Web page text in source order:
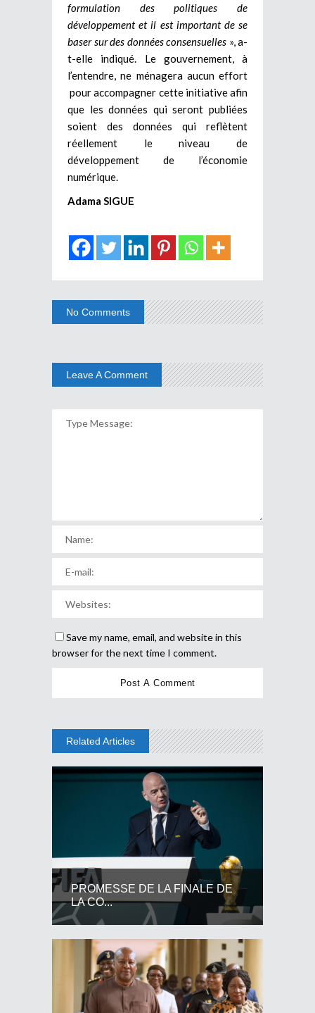
formulation des politiques de
développement et il est important de se
baser sur des données consensuelles », a-
t-elle indiqué. Le gouvernement, à
l’entendre, ne ménagera aucun effort
pour accompagner cette initiative afin
que les données qui seront publiées
soient des données qui reflètent
réellement le niveau de
développement de l’économie
numérique.
Adama SIGUE
No Comments
Leave A Comment
Save my name, email, and website in this
browser for the next time I comment.
Related Articles
PROMESSE DE LA FINALE DE
LA CO...